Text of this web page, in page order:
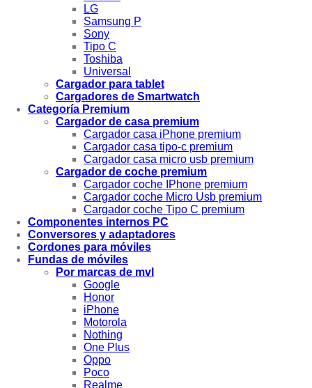
LG
Samsung P
Sony
Tipo C
Toshiba
Universal
Cargador para tablet
Cargadores de Smartwatch
Categoría Premium
Cargador de casa premium
Cargador casa iPhone premium
Cargador casa tipo-c premium
Cargador casa micro usb premium
Cargador de coche premium
Cargador coche IPhone premium
Cargador coche Micro Usb premium
Cargador coche Tipo C premium
Componentes internos PC
Conversores y adaptadores
Cordones para móviles
Fundas de móviles
Por marcas de mvl
Google
Honor
iPhone
Motorola
Nothing
One Plus
Oppo
Poco
Realme